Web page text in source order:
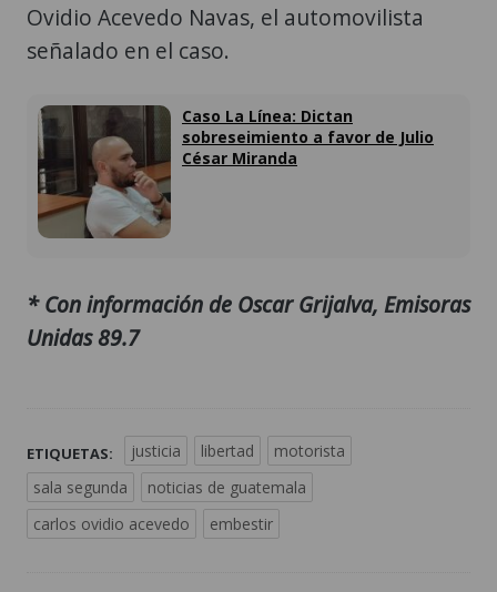
Ovidio Acevedo Navas, el automovilista
señalado en el caso.
Caso La Línea: Dictan
sobreseimiento a favor de Julio
César Miranda
* Con información de Oscar Grijalva, Emisoras
Unidas 89.7
ETIQUETAS: justicia libertad
motorista
sala segunda
noticias de guatemala
carlos ovidio acevedo
embestir